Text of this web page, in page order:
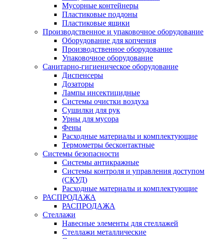
Мусорные контейнеры
Пластиковые поддоны
Пластиковые ящики
Производственное и упаковочное оборудование
Оборудование для копчения
Производственное оборудование
Упаковочное оборудование
Санитарно-гигиеническое оборудование
Диспенсеры
Дозаторы
Лампы инсектицидные
Системы очистки воздуха
Сушилки для рук
Урны для мусора
Фены
Расходные материалы и комплектующие
Термометры бесконтактные
Системы безопасности
Системы антикражные
Системы контроля и управления доступом
(СКУД)
Расходные материалы и комплектующие
РАСПРОДАЖА
РАСПРОДАЖА
Стеллажи
Навесные элементы для стеллажей
Стеллажи металлические